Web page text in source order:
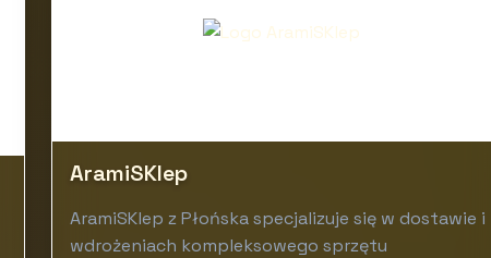
AramiSKlep
AramiSKlep z Płońska specjalizuje się w dostawie i
wdrożeniach kompleksowego sprzętu